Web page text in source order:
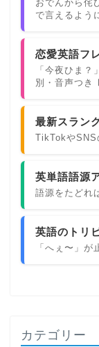
おでんから侘
で言えるよう
恋愛英語フ
「今夜ひま
別・音声つき
最新スラン
TikTokやSNS
英単語語源
語源をたどれ
英語のトリ
「へぇ〜」
カテゴリー